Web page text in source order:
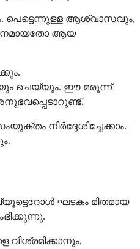
പെട്ടെന്നുള്ള ആശ്വാസവും,
ആയ
ചെയ്യും. ഈ മരുന്ന്
നിർദ്ദേശിച്ചേക്കാം.
ഘടകം മിതമായ